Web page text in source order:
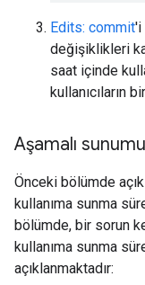
Edits: commit'i
değişiklikleri
saat içinde
kullanıcıların
Aşamalı
Önceki bölümde
kullanıma sunma
bölümde, bir sorun
kullanıma sunma
açıklanmaktadır: